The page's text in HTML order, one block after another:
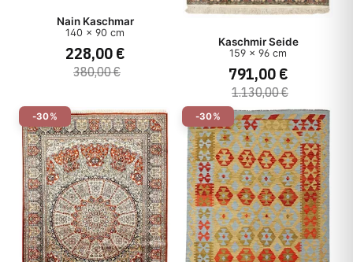
Nain Kaschmar
140 x 90 cm
228,00 €
380,00 €
Kaschmir Seide
159 x 96 cm
791,00 €
1.130,00 €
-30% -30%